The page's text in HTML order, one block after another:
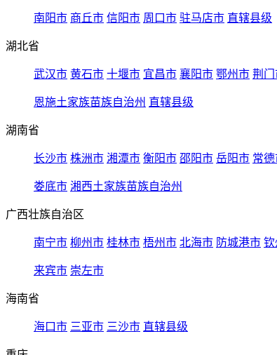
南阳市 商丘市 信阳市 周口市 驻马店市 直辖县级
湖北省
武汉市 黄石市 十堰市 宜昌市 襄阳市 鄂州市 荆门
恩施土家族苗族自治州 直辖县级
湖南省
长沙市 株洲市 湘潭市 衡阳市 邵阳市 岳阳市 常
娄底市 湘西土家族苗族自治州
广西壮族自治区
南宁市 柳州市 桂林市 梧州市 北海市 防城港市 钦
来宾市 崇左市
海南省
海口市 三亚市 三沙市 直辖县级